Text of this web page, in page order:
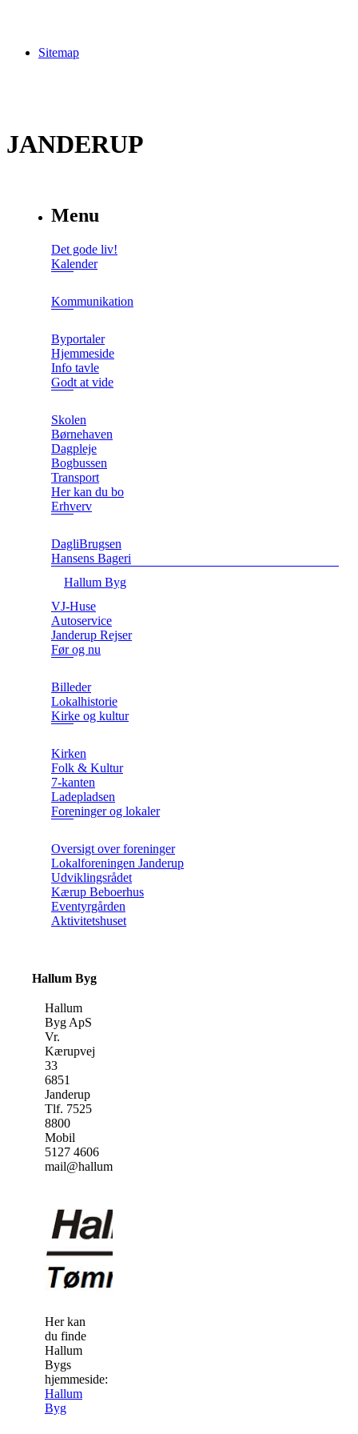
Sitemap
JANDERUP
Menu
Det gode liv!
Kalender
Kommunikation
Byportaler
Hjemmeside
Info tavle
Godt at vide
Skolen
Børnehaven
Dagpleje
Bogbussen
Transport
Her kan du bo
Erhverv
DagliBrugsen
Hansens Bageri
Hallum Byg
VJ-Huse
Autoservice
Janderup Rejser
Før og nu
Billeder
Lokalhistorie
Kirke og kultur
Kirken
Folk & Kultur
7-kanten
Ladepladsen
Foreninger og lokaler
Oversigt over foreninger
Lokalforeningen Janderup
Udviklingsrådet
Kærup Beboerhus
Eventyrgården
Aktivitetshuset
Hallum Byg
Hallum
Byg ApS
Vr.
Kærupvej
33
6851
Janderup
Tlf. 7525
8800
Mobil
5127 4606
mail@hallumbyg.dk
Her kan
du finde
Hallum
Bygs
hjemmeside:
Hallum
Byg